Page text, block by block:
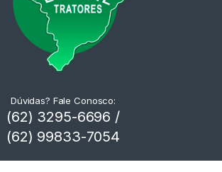
Dúvidas? Fale Conosco:
(62) 3295-6696 /
(62) 99833-7054